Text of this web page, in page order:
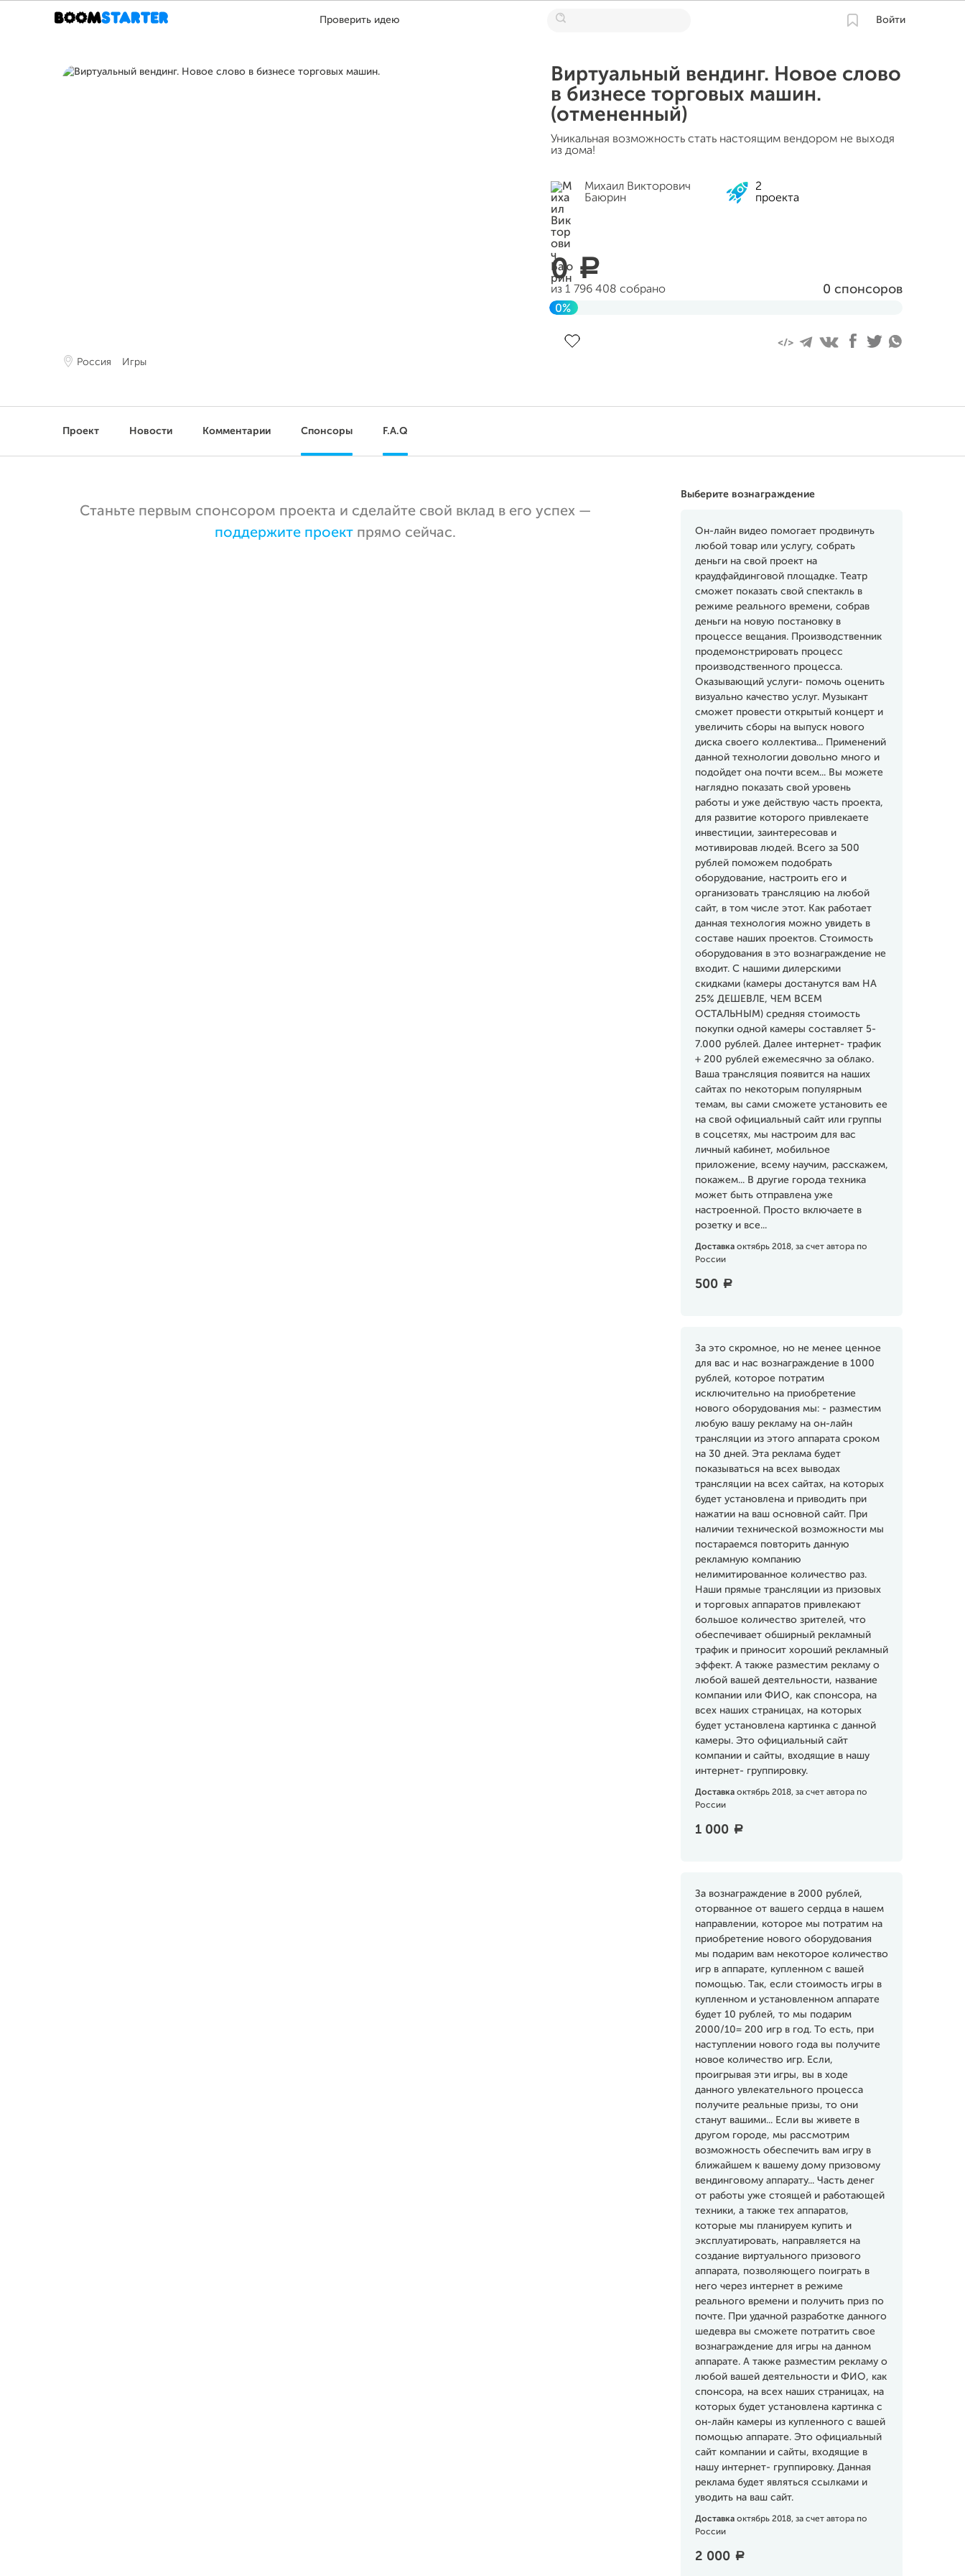
Проверить идею Войти
Россия Игры
Виртуальный вендинг. Новое слово
в бизнесе торговых машин.
(отмененный)
Уникальная возможность стать настоящим вендором не выходя
из дома!
Михаил Викторович
Баюрин
2
проекта
0 a
из 1 796 408 собрано 0 спонсоров
0%
Проект Новости Комментарии Спонсоры F.A.Q
Выберите вознаграждение
Он-лайн видео помогает продвинуть
любой товар или услугу, собрать
деньги на свой проект на
краудфайдинговой площадке. Театр
сможет показать свой спектакль в
режиме реального времени, собрав
деньги на новую постановку в
процессе вещания. Производственник
продемонстрировать процесс
производственного процесса.
Оказывающий услуги- помочь оценить
визуально качество услуг. Музыкант
сможет провести открытый концерт и
увеличить сборы на выпуск нового
диска своего коллектива... Применений
данной технологии довольно много и
подойдет она почти всем... Вы можете
наглядно показать свой уровень
работы и уже действую часть проекта,
для развитие которого привлекаете
инвестиции, заинтересовав и
мотивировав людей. Всего за 500
рублей поможем подобрать
оборудование, настроить его и
организовать трансляцию на любой
сайт, в том числе этот. Как работает
данная технология можно увидеть в
составе наших проектов. Стоимость
оборудования в это вознаграждение не
входит. С нашими дилерскими
скидками (камеры достанутся вам НА
25% ДЕШЕВЛЕ, ЧЕМ ВСЕМ
ОСТАЛЬНЫМ) средняя стоимость
покупки одной камеры составляет 5-
7.000 рублей. Далее интернет- трафик
+ 200 рублей ежемесячно за облако.
Ваша трансляция появится на наших
сайтах по некоторым популярным
темам, вы сами сможете установить ее
на свой официальный сайт или группы
в соцсетях, мы настроим для вас
личный кабинет, мобильное
приложение, всему научим, расскажем,
покажем... В другие города техника
может быть отправлена уже
настроенной. Просто включаете в
розетку и все...
Доставка октябрь 2018, за счет автора по
России
500 a
За это скромное, но не менее ценное
для вас и нас вознаграждение в 1000
рублей, которое потратим
исключительно на приобретение
нового оборудования мы: - разместим
любую вашу рекламу на он-лайн
трансляции из этого аппарата сроком
на 30 дней. Эта реклама будет
показываться на всех выводах
трансляции на всех сайтах, на которых
будет установлена и приводить при
нажатии на ваш основной сайт. При
наличии технической возможности мы
постараемся повторить данную
рекламную компанию
нелимитированное количество раз.
Наши прямые трансляции из призовых
и торговых аппаратов привлекают
большое количество зрителей, что
обеспечивает обширный рекламный
трафик и приносит хороший рекламный
эффект. А также разместим рекламу о
любой вашей деятельности, название
компании или ФИО, как спонсора, на
всех наших страницах, на которых
будет установлена картинка с данной
камеры. Это официальный сайт
компании и сайты, входящие в нашу
интернет- группировку.
Доставка октябрь 2018, за счет автора по
России
1 000 a
За вознаграждение в 2000 рублей,
оторванное от вашего сердца в нашем
направлении, которое мы потратим на
приобретение нового оборудования
мы подарим вам некоторое количество
игр в аппарате, купленном с вашей
помощью. Так, если стоимость игры в
купленном и установленном аппарате
будет 10 рублей, то мы подарим
2000/10= 200 игр в год. То есть, при
наступлении нового года вы получите
новое количество игр. Если,
проигрывая эти игры, вы в ходе
данного увлекательного процесса
получите реальные призы, то они
станут вашими... Если вы живете в
другом городе, мы рассмотрим
возможность обеспечить вам игру в
ближайшем к вашему дому призовому
вендинговому аппарату... Часть денег
от работы уже стоящей и работающей
техники, а также тех аппаратов,
которые мы планируем купить и
эксплуатировать, направляется на
создание виртуального призового
аппарата, позволяющего поиграть в
него через интернет в режиме
реального времени и получить приз по
почте. При удачной разработке данного
шедевра вы сможете потратить свое
вознаграждение для игры на данном
аппарате. А также разместим рекламу о
любой вашей деятельности и ФИО, как
спонсора, на всех наших страницах, на
которых будет установлена картинка с
он-лайн камеры из купленного с вашей
помощью аппарате. Это официальный
сайт компании и сайты, входящие в
нашу интернет- группировку. Данная
реклама будет являться ссылками и
уводить на ваш сайт.
Доставка октябрь 2018, за счет автора по
России
2 000 a
Станьте первым спонсором проекта и сделайте свой вклад в его успех —
поддержите проект прямо сейчас.